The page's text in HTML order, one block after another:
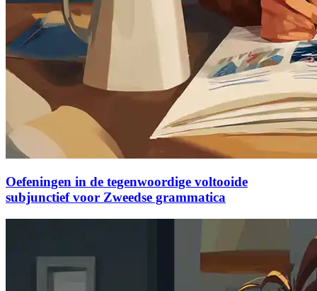
Oefeningen in de tegenwoordige voltooide
subjunctief voor Zweedse grammatica